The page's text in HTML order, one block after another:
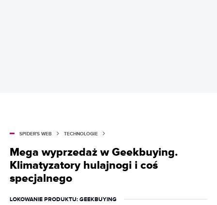
SPIDER'S WEB TECHNOLOGIE
Mega wyprzedaż w Geekbuying.
Klimatyzatory hulajnogi i coś
specjalnego
LOKOWANIE PRODUKTU: GEEKBUYING